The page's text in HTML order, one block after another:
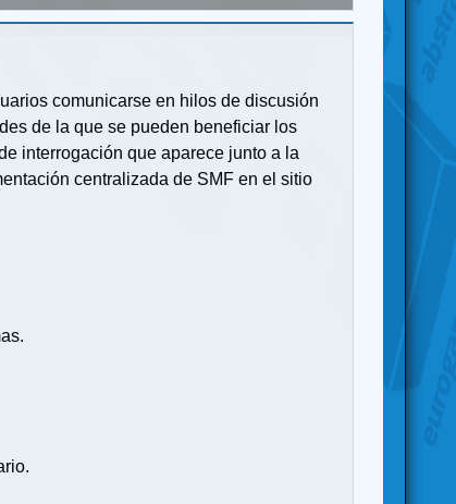
comunicarse en hilos de discusión
de la que se pueden beneficiar los
interrogación que aparece junto a la
centralizada de SMF en el sitio